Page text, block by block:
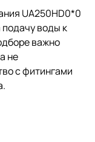
UA250HD0*0
воды к
важно
не
с фитингами